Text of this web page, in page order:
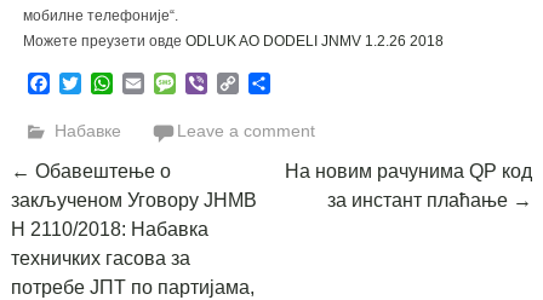
мобилне телефоније“.
Можете преузети овде ODLUK AO DODELI JNMV 1.2.26 2018
Facebook
TwitterWhatsApp
EmailMessage
ViberCopy
Набавке Leave a comment
Post
navigation
← Обавештење о
закљученом Уговору ЈНМВ
Н 2110/2018: Набавка
техничких гасова за
потребе ЈПТ по партијама,
На новим рачунима QР код
за инстант плаћање →